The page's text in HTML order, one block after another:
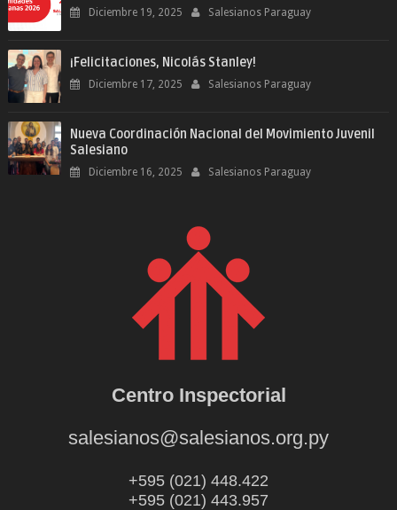
Diciembre 19, 2025 Salesianos Paraguay
¡Felicitaciones, Nicolás Stanley!
Diciembre 17, 2025 Salesianos Paraguay
Nueva Coordinación Nacional del Movimiento Juvenil
Salesiano
Diciembre 16, 2025 Salesianos Paraguay
Centro Inspectorial
salesianos@salesianos.org.py
+595 (021) 448.422
+595 (021) 443.957